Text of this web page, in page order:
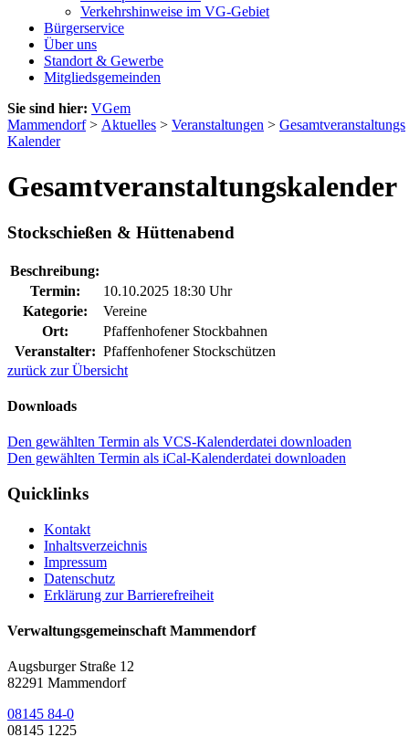
Verkehrshinweise im VG-Gebiet
Bürgerservice
Über uns
Standort & Gewerbe
Mitgliedsgemeinden
Sie sind hier: VGem
Mammendorf> Aktuelles > Veranstaltungen > Gesamtveranstaltungs
Kalender
Gesamtveranstaltungskalender
Stockschießen & Hüttenabend
Beschreibung:
Termin:
10.10.2025 18:30 Uhr
Kategorie:
Vereine
Ort:
Pfaffenhofener Stockbahnen
Veranstalter: Pfaffenhofener Stockschützen
zurück zur Übersicht
Downloads
Den gewählten Termin als VCS-Kalenderdatei downloaden
Den gewählten Termin als iCal-Kalenderdatei downloaden
Quicklinks
Kontakt
Inhaltsverzeichnis
Impressum
Datenschutz
Erklärung zur Barrierefreiheit
Verwaltungsgemeinschaft Mammendorf
Augsburger Straße 12
82291 Mammendorf
08145 84-0
08145 1225